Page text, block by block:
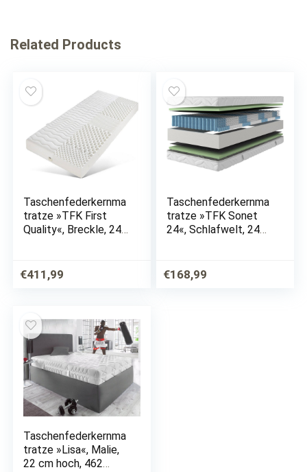
Related Products
Taschenfederkernma
tratze »TFK First
Quality«, Breckle, 24
Taschenfederkernma
tratze, ein Plus an
€411,99
Taschenfederkernma
tratze »TFK Sonet
24«, Schlafwelt, 24
Tonnentaschenfeder
kern, besonders hoher
€168,99
Taschenfederkernma
tratze »Lisa«, Malie,
22 cm hoch, 462